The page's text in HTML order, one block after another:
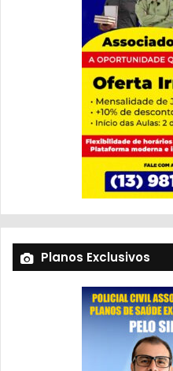
Planos Exclusivos